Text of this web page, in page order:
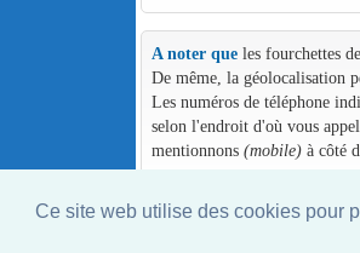
Ce site web utilise des cookies pour
A noter queles fourchettes
De même, la géolocalisation
Les numéros de téléphone
selon l'endroit d'où vous
mentionnons (mobile)à côté